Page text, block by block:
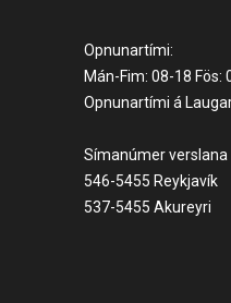
Opnunartími:
Mán-Fim: 08-18 Fös:
Opnunartími á
Símanúmer verslana
546-5455 Reykjavík
537-5455 Akureyri